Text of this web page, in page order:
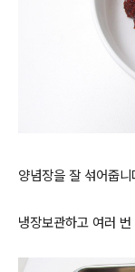
양념장을 잘 섞어줍
냉장보관하고 여러